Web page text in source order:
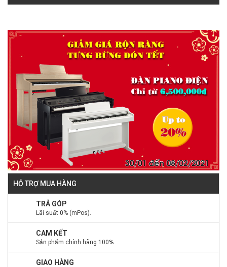
HỖ TRỢ MUA HÀNG
TRẢ GÓP
Lãi suất 0% (mPos).
CAM KẾT
Sản phẩm chính hãng 100%.
GIAO HÀNG